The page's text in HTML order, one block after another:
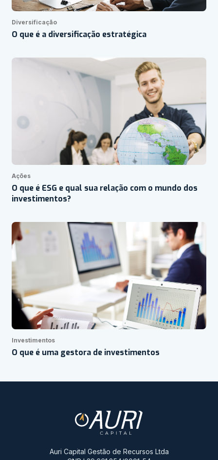
Diversificação
O que é a diversificação estratégica
Ações
O que é ESG e qual sua relação com o mundo dos
investimentos?
Investimentos
O que é uma gestora de investimentos
Auri Capital Gestão de Recursos Ltda